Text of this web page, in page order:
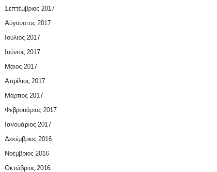
Σεπτέμβριος 2017
Αύγουστος 2017
Ιούλιος 2017
Ιούνιος 2017
Μάιος 2017
Απρίλιος 2017
Μάρτιος 2017
Φεβρουάριος 2017
Ιανουάριος 2017
Δεκέμβριος 2016
Νοέμβριος 2016
Οκτώβριος 2016